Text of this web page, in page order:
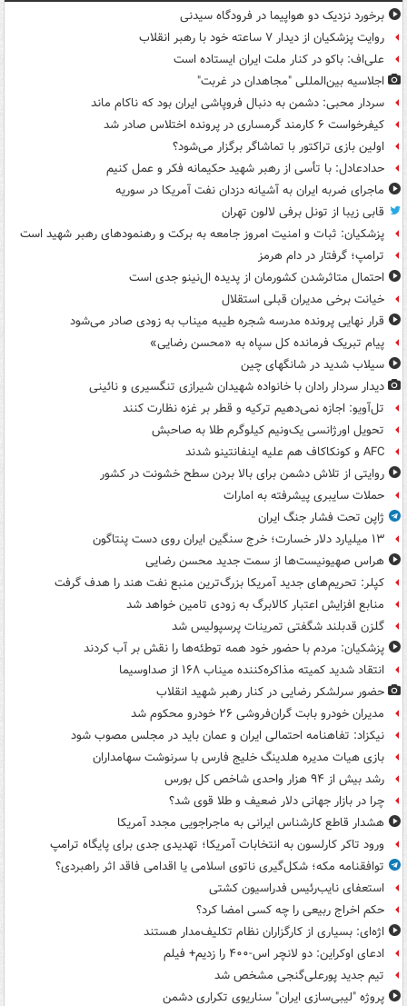
برخورد نزدیک دو هواپیما در فرودگاه سیدنی
روایت پزشکیان از دیدار ۷ ساعته خود با رهبر انقلاب
علی‌اف: باکو در کنار ملت ایران ایستاده است
اجلاسیه بین‌المللی "مجاهدان در غربت"
سردار محبی: دشمن به دنبال فروپاشی ایران بود که ناکام ماند
کیفرخواست ۶ کارمند گرمساری در پرونده اختلاس صادر شد
اولین بازی تراکتور با تماشاگر برگزار می‌شود؟
حدادعادل: با تأسی از رهبر شهید حکیمانه فکر و عمل کنیم
ماجرای ضربه ایران به آشیانه دزدان نفت آمریکا در سوریه
قابی زیبا از تونل برفی لالون تهران
پزشکیان: ثبات و امنیت امروز جامعه به برکت و رهنمودهای رهبر شهید است
ترامپ؛ گرفتار در دام هرمز
احتمال متاثرشدن کشورمان از پدیده ال‌نینو جدی است
خیانت برخی مدیران قبلی استقلال
قرار نهایی پرونده مدرسه شجره طیبه میناب به زودی صادر می‌شود
پیام تبریک فرمانده کل سپاه به «محسن رضایی»
سیلاب شدید در شانگهای چین
دیدار سردار رادان با خانواده‌ شهیدان شیرازی تنگسیری و نائینی
تل‌آویو: اجازه نمی‌دهیم ترکیه و قطر بر غزه نظارت کنند
تحویل اورژانسی یک‌ونیم کیلوگرم طلا به صاحبش
AFC و کونکاکاف هم علیه اینفانتینو شدند
روایتی از تلاش دشمن برای بالا بردن سطح خشونت در کشور
حملات سایبری پیشرفته به امارات
ژاپن تحت فشار جنگ ایران
۱۳ میلیارد دلار خسارت؛ خرج سنگین ایران روی دست پنتاگون
هراس صهیونیست‌ها از سمت جدید محسن رضایی
کپلر: تحریم‌های جدید آمریکا بزرگ‌ترین منبع نفت هند را هدف گرفت
منابع افزایش اعتبار کالابرگ به زودی تامین خواهد شد
گلزن قدبلند شگفتی تمرینات پرسپولیس شد
پزشکیان: مردم با حضور خود همه توطئه‌ها را نقش بر آب کردند
انتقاد شدید کمیته مذاکره‌کننده میناب ۱۶۸ از صداوسیما
حضور سرلشکر رضایی در کنار رهبر شهید انقلاب
مدیران خودرو بابت گران‌فروشی ۲۶ خودرو محکوم شد
نیکزاد: تفاهنامه احتمالی ایران و عمان باید در مجلس مصوب شود
بازی هیات مدیره هلدینگ خلیج فارس با سرنوشت سهامداران
رشد بیش از ۹۴ هزار واحدی شاخص کل بورس
چرا در بازار جهانی دلار ضعیف و طلا قوی شد؟
هشدار قاطع کارشناس ایرانی به ماجراجویی مجدد آمریکا
ورود تاکر کارلسون به انتخابات آمریکا؛ تهدیدی جدی برای پایگاه ترامپ
توافقنامه مکه؛ شکل‌گیری ناتوی اسلامی یا اقدامی فاقد اثر راهبردی؟
استعفای نایب‌رئیس فدراسیون کشتی
حکم اخراج ربیعی را چه کسی امضا کرد؟
اژه‌ای: بسیاری از کارگزاران نظام تکلیف‌مدار هستند
ادعای اوکراین: دو لانچر اس-۴۰۰ را زدیم+ فیلم
تیم جدید پورعلی‌گنجی مشخص شد
پروژه "لیبی‌سازی ایران" سناریوی تکراری دشمن